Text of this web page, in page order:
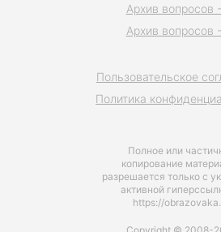
Полное или
копирование
разрешается только с
активной
https://
Пользовательское
Политика
Архив вопросов -
Архив вопросов